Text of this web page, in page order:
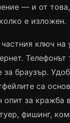
— и от
е изложен.
ключ на
Телефонът
за браузър.
са
опит за кражба
фишинг,